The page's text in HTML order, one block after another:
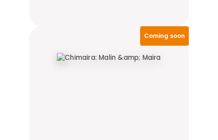
Coming soon